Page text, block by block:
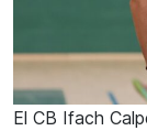
El CB Ifach